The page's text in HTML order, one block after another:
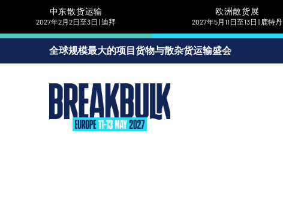
中东散货运输
2027年2月2日至3日 | 迪拜
欧洲散货展
2027年5月11日至13日 | 鹿特丹
全球规模最大的项目货物与散杂货运输盛会